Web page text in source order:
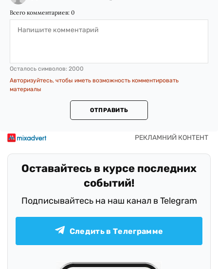
Всего комментариев: 0
Осталось символов: 2000
Авторизуйтесь, чтобы иметь возможность комментировать
материалы
ОТПРАВИТЬ
Оставайтесь в курсе последних
событий!
Подписывайтесь на наш канал в Telegram
Следить в Телеграмме